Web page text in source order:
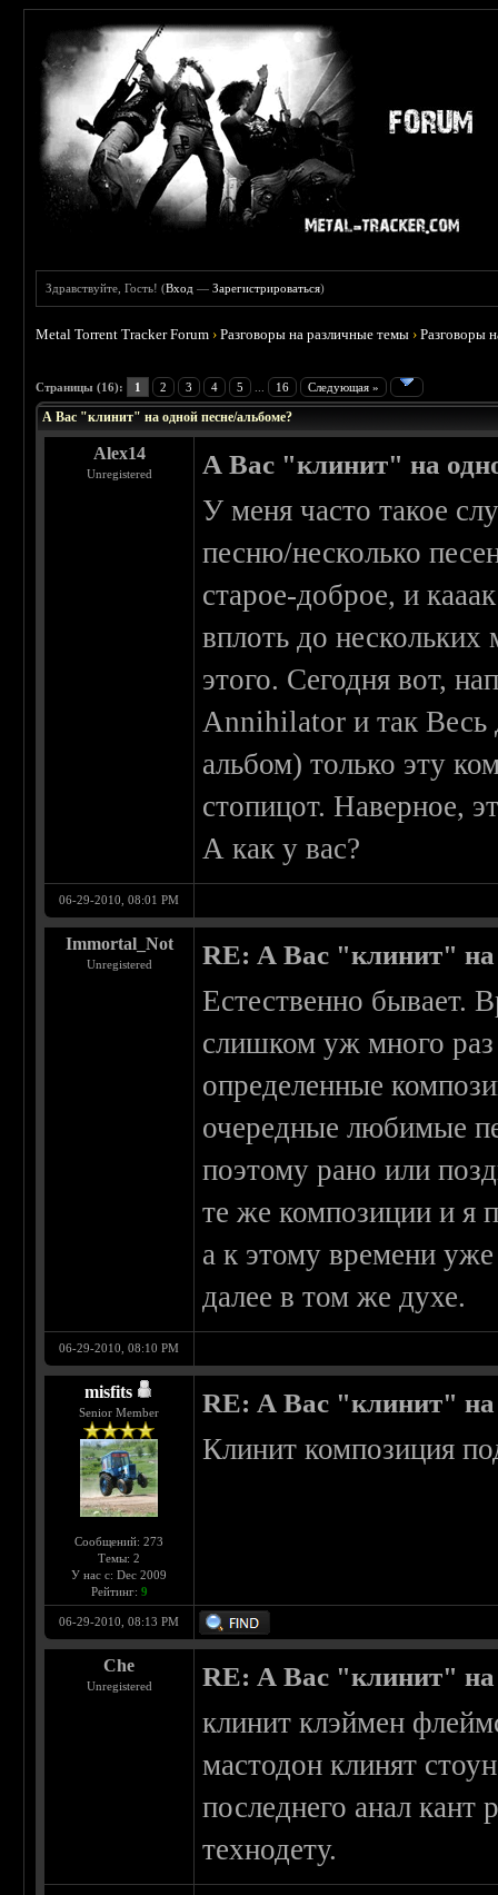
Здравствуйте, Гость! (Вход —Зарегистрироваться)
Metal Torrent Tracker Forum ›Разговоры на различные темы ›Разговоры
Страницы (16): 1 2 3 4 5 16 Следующая »
А Вас "клинит" на одной песне/альбоме?
Alex14
Unregistered А Вас "клинит" на
У меня часто такое
песню/несколько
старое-доброе, и
вплоть до нескольких
этого. Сегодня вот,
Annihilator и так
альбом) только эту
стопицот. Наверное,
А как у вас?
06-29-2010, 08:01 PM
Immortal_Not
Unregistered RE: А Вас "клинит" на
Естественно бывает.
слишком уж много
определенные
очередные любимые
поэтому рано или
те же композиции и я
а к этому времени
далее в том же духе.
06-29-2010, 08:10 PM
misfits
Senior Member
Сообщений: 273
Темы: 2
У нас с: Dec 2009
Рейтинг: 9
RE: А Вас "клинит" на
Клинит композиция
06-29-2010, 08:13 PM
Che
Unregistered RE: А Вас "клинит" на
клинит клэймен
мастодон клинят
последнего анал кант
технодету.